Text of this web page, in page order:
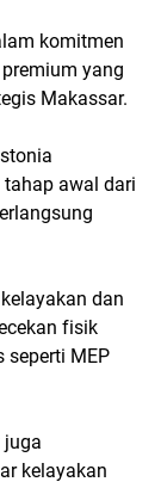
komitmen
yang
Makassar.
awal dari
dan
fisik
seperti MEP
juga
kelayakan